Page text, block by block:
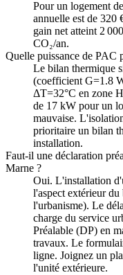
Pour un logement
annuelle est de 320
gain net atteint 2
CO₂/an.
Quelle puissance de PAC
Le bilan thermique
(coefficient G=1.8
ΔT=32°C en zone
de 17 kW pour un
mauvaise.
prioritaire un bilan
installation.
Faut-il une déclaration
Marne ?
Oui. L'installation
l'aspect extérieur
l'urbanisme). Le
charge du service
Préalable (DP) en
travaux. Le
ligne. Joignez un
l'unité extérieure.